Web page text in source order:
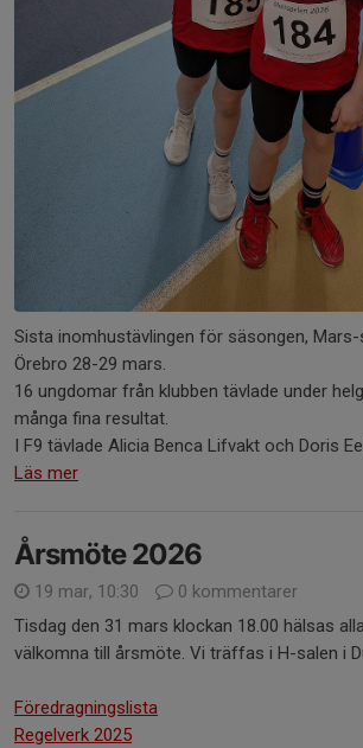
Sista inomhustävlingen för säsongen, Mars-
Örebro 28-29 mars.
16 ungdomar från klubben tävlade under
många fina resultat.
I F9 tävlade Alicia Benca Lifvakt och Doris
Läs mer
Årsmöte 2026
19 mar, 10:30
0 kommentarer
Tisdag den 31 mars klockan 18.00 hälsas
välkomna till årsmöte. Vi träffas i H-salen i
Föredragningslista
Regelverk 2025